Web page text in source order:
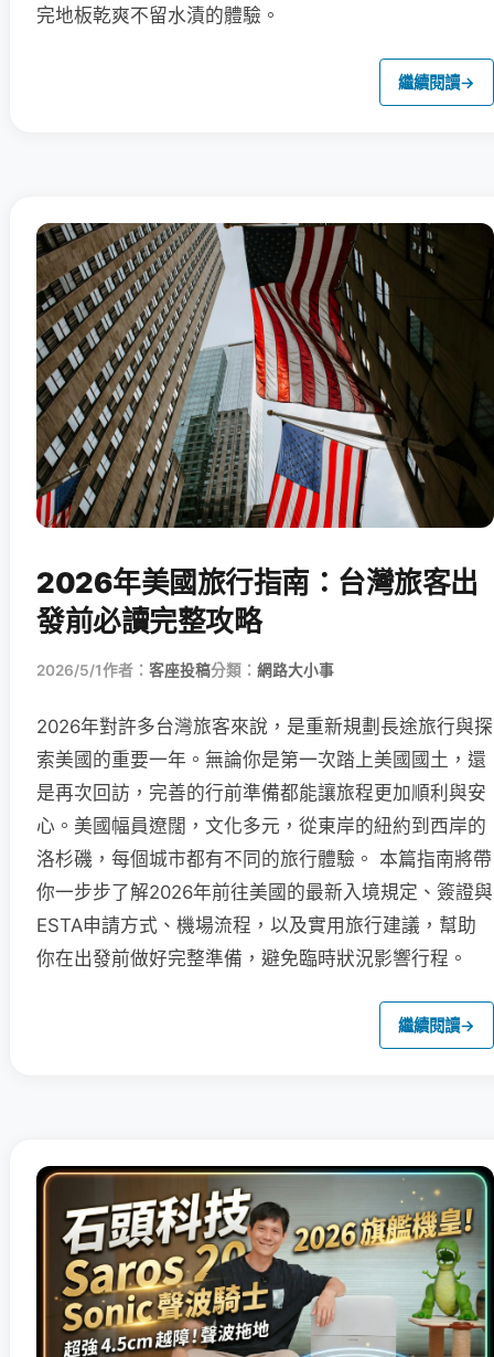
完地板乾爽不留水漬的體驗。
繼續閱讀→
2026年美國旅行指南：台灣旅客出
發前必讀完整攻略
2026/5/1作者： 客座投稿分類： 網路大小事
2026年對許多台灣旅客來說，是重新規劃長途旅行與探
索美國的重要一年。無論你是第一次踏上美國國土，還
是再次回訪，完善的行前準備都能讓旅程更加順利與安
心。美國幅員遼闊，文化多元，從東岸的紐約到西岸的
洛杉磯，每個城市都有不同的旅行體驗。 本篇指南將帶
你一步步了解2026年前往美國的最新入境規定、簽證與
ESTA申請方式、機場流程，以及實用旅行建議，幫助
你在出發前做好完整準備，避免臨時狀況影響行程。
繼續閱讀→